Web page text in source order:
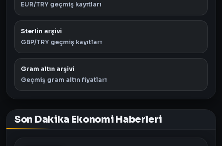
EUR/TRY geçmiş kayıtları
Sterlin arşivi
GBP/TRY geçmiş kayıtları
Gram altın arşivi
Geçmiş gram altın fiyatları
Son Dakika Ekonomi Haberleri